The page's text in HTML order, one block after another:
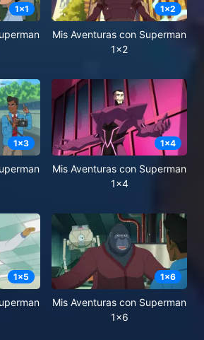
1x1 1x2
Mis Aventuras con Superman
1x2
1x3 1x4
Mis Aventuras con Superman
1x4
1x5 1x6
Mis Aventuras con Superman
1x6